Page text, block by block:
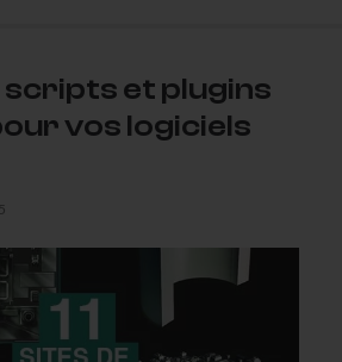
scripts et plugins
vos logiciels